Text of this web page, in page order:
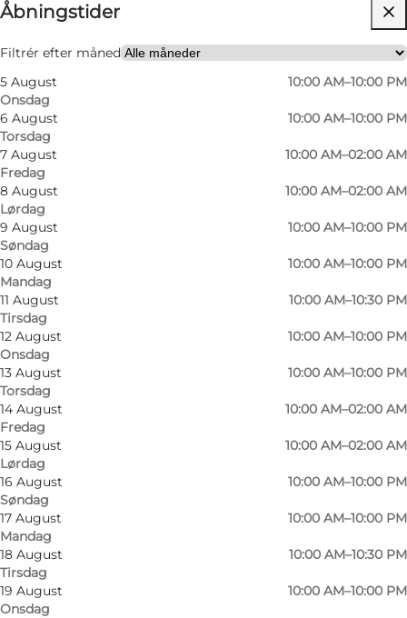
Åbningstider
Filtrér efter måned
5 August
Onsdag
10:00 AM–10:00 PM
6 August
Torsdag
10:00 AM–10:00 PM
7 August
Fredag
10:00 AM–02:00 AM
8 August
Lørdag
10:00 AM–02:00 AM
9 August
Søndag
10:00 AM–10:00 PM
10 August
Mandag
10:00 AM–10:00 PM
11 August
Tirsdag
10:00 AM–10:30 PM
12 August
Onsdag
10:00 AM–10:00 PM
13 August
Torsdag
10:00 AM–10:00 PM
14 August
Fredag
10:00 AM–02:00 AM
15 August
Lørdag
10:00 AM–02:00 AM
16 August
Søndag
10:00 AM–10:00 PM
17 August
Mandag
10:00 AM–10:00 PM
18 August
Tirsdag
10:00 AM–10:30 PM
19 August
Onsdag
10:00 AM–10:00 PM
Besøg hjemmeside
På menukortet i Vivaldi Odense finder du alt fra
lækker brunch til sandwich, salater og møre
bøffer, som du selvfølgelig kan få et godt glas
vin til. Er du ”bare” til en kop kaffe og et stykke
kage, så kan du godt begynde at glæde dig, da
kagemontren fyldt med kager fra eget bageri. I
weekenden er det muligt at få sig en skøn
cocktail, eller snuppe et glas vin mere ud på de
sene aftentimer.
Hvad er der på frokostmenuen?
du kan vælge mellem klassisk smørrebrød,
sandwiches, frokostbøffer og wokretter. Er du
vegetar tilbyder Vivaldi både burgere og salater
uden kød.
Her finder du Vivaldi